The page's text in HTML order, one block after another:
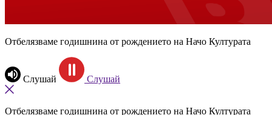
Отбелязваме годишнина от рождението на Начо Културата
Слушай Слушай
Отбелязваме годишнина от рождението на Начо Културата